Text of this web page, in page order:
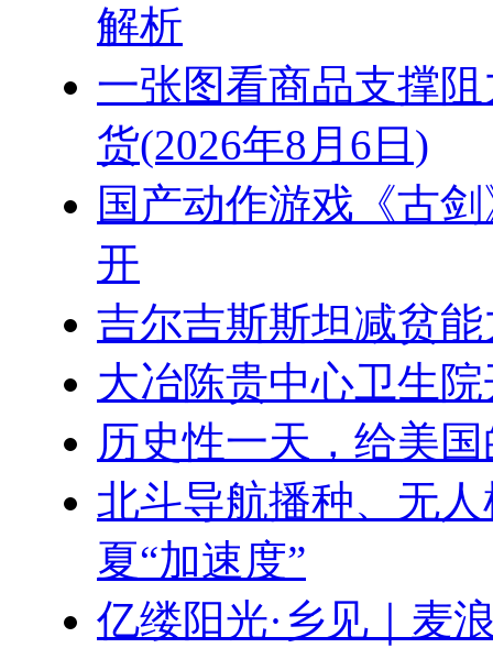
解析
一张图看商品支撑
货(2026年8月6日)
国产动作游戏《古
开
吉尔吉斯斯坦减贫
大冶陈贵中心卫生
历史性一天，给美
北斗导航播种、无
夏“加速度”
亿缕阳光·乡见｜麦